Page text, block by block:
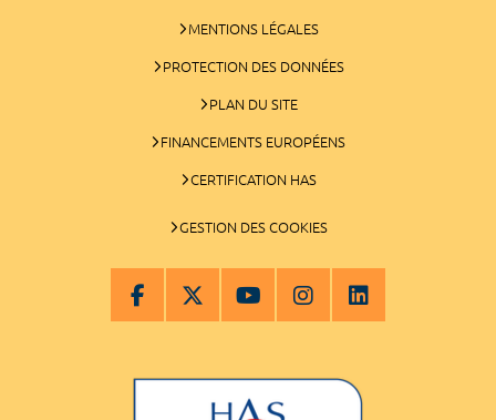
MENTIONS LÉGALES
PROTECTION DES DONNÉES
PLAN DU SITE
FINANCEMENTS EUROPÉENS
CERTIFICATION HAS
GESTION DES COOKIES